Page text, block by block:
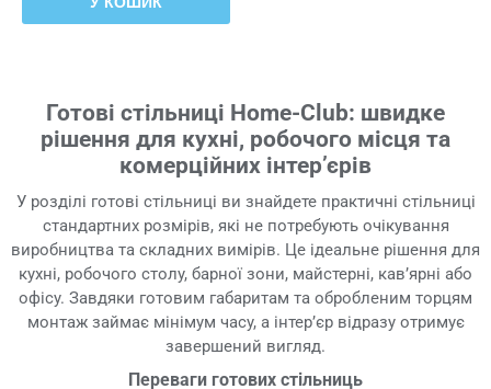
Готові стільниці Home-Club: швидке
рішення для кухні, робочого місця та
комерційних інтер’єрів
У розділі готові стільниці ви знайдете практичні стільниці
стандартних розмірів, які не потребують очікування
виробництва та складних вимірів. Це ідеальне рішення для
кухні, робочого столу, барної зони, майстерні, кав’ярні або
офісу. Завдяки готовим габаритам та обробленим торцям
монтаж займає мінімум часу, а інтер’єр відразу отримує
завершений вигляд.
Переваги готових стільниць